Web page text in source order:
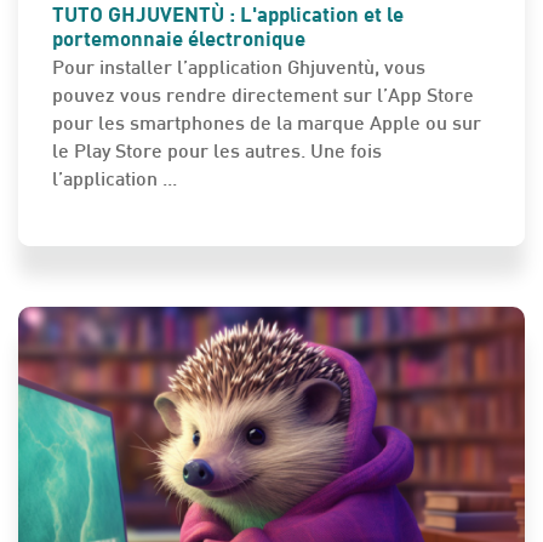
TUTO GHJUVENTÙ : L'application et le
portemonnaie électronique
Pour installer l’application Ghjuventù, vous
pouvez vous rendre directement sur l’App Store
pour les smartphones de la marque Apple ou sur
le Play Store pour les autres. Une fois
l’application ...